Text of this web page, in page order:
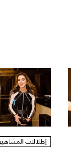
إطلالات